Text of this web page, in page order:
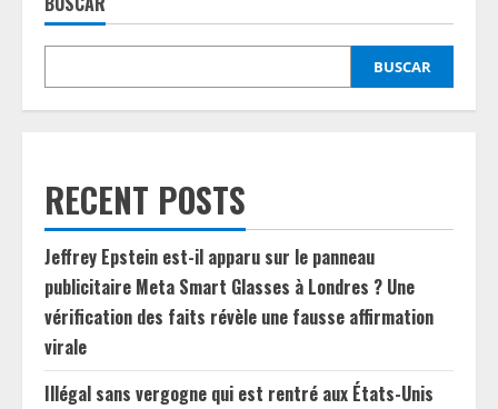
BUSCAR
RECENT POSTS
Jeffrey Epstein est-il apparu sur le panneau
publicitaire Meta Smart Glasses à Londres ? Une
vérification des faits révèle une fausse affirmation
virale
Illégal sans vergogne qui est rentré aux États-Unis